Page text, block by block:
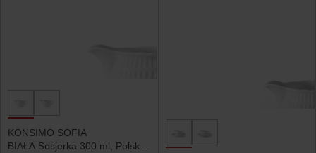
KONSIMO SOFIA
BIAŁA Sosjerka 300 ml, Polska